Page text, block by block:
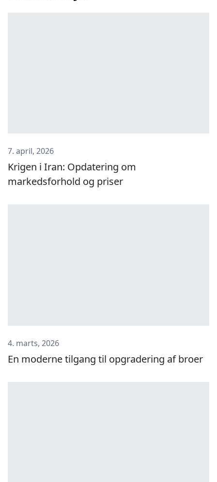
7. april, 2026
Krigen i Iran: Opdatering om
markedsforhold og priser
4. marts, 2026
En moderne tilgang til opgradering af broer